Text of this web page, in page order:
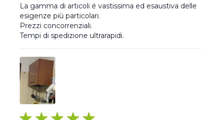
La gamma di articoli é vastissima ed esaustiva delle
esigenze più particolari.
Prezzi concorrenziali.
Tempi di spedizione ultrarapidi.